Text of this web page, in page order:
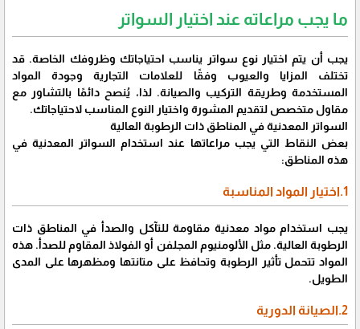
ما يجب مراعاته عند اختيار السواتر
يجب أن يتم اختيار نوع سواتر يناسب احتياجاتك وظروفك الخاصة. قد
تختلف المزايا والعيوب وفقًا للعلامات التجارية وجودة المواد
المستخدمة وطريقة التركيب والصيانة. لذا، يُنصح دائمًا بالتشاور مع
مقاول متخصص لتقديم المشورة واختيار النوع المناسب لاحتياجاتك.
السواتر المعدنية في المناطق ذات الرطوبة العالية
بعض النقاط التي يجب مراعاتها عند استخدام السواتر المعدنية في
هذه المناطق:
1.اختيار المواد المناسبة
يجب استخدام مواد معدنية مقاومة للتآكل والصدأ في المناطق ذات
الرطوبة العالية. مثل الألومنيوم المجلفن أو الفولاذ المقاوم للصدأ. هذه
المواد تتحمل تأثير الرطوبة وتحافظ على متانتها ومظهرها على المدى
الطويل.
2.الصيانة الدورية